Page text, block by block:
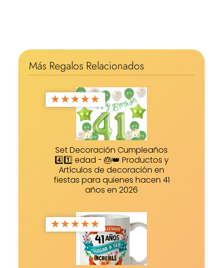
Más Regalos Relacionados
★★★★★
Set Decoración Cumpleaños
4️⃣1️⃣ edad - 🎂👑 Productos y
Artículos de decoración en
fiestas para quienes hacen 41
años en 2026
★★★★★